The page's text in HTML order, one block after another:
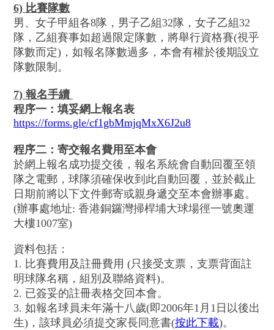
6) 比賽隊數
男、女子甲組各8隊，男子乙組32隊，女子乙組32
隊，乙組賽事如超過限定隊數，將舉行資格賽(視乎
隊數而定)，如報名隊數過多，本會有權於後期設立
隊數限制。
7) 報名手續
程序一：填妥網上報名表
https://forms.gle/cf1gbMmjqMxX6J2u8
程序二：寄交報名費用至本會
於網上報名成功提交後，報名系統會自動回覆至領
隊之電郵，球隊須確保收到此自動回覆，並於截止
日期前將以下文件郵寄或親身遞交至本會辦事處。
(辦事處地址: 香港銅鑼灣掃桿埔大球場徑一號奧運
大樓1007室)
資料包括：
1. 比賽費用及註冊費用 (只接受支票，支票背面註
明球隊名稱，組別及聯絡資料)。
2. 已簽妥的註冊表格交回本會。
3. 如報名球員未年滿十八歲(即2006年1月1日以後出
生)，該球員必須提交家長同意書(按此下載)。